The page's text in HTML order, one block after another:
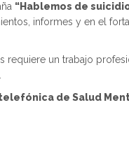
“Hablemos de
informes y en el
requiere un trabajo
de Salud